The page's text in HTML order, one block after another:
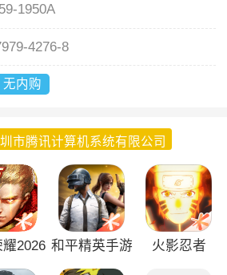
1950A
4276-8
无内购
市腾讯计算机系统有限公司
2026 和平精英手游 火影忍者